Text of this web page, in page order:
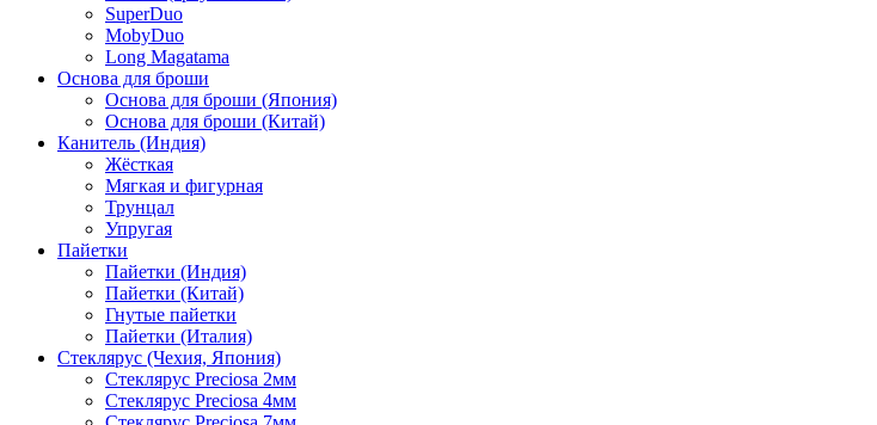
SuperDuo
MobyDuo
Long Magatama
Основа для броши
Основа для броши (Япония)
Основа для броши (Китай)
Канитель (Индия)
Жёсткая
Мягкая и фигурная
Трунцал
Упругая
Пайетки
Пайетки (Индия)
Пайетки (Китай)
Гнутые пайетки
Пайетки (Италия)
Стеклярус (Чехия, Япония)
Стеклярус Preciosa 2мм
Стеклярус Preciosa 4мм